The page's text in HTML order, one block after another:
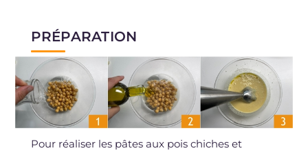
PRÉPARATION
Pour réaliser les pâtes aux pois chiches et